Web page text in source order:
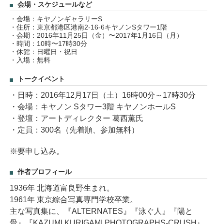
会場・スケジュールなど
・会場：キヤノンギャラリーS
・住所：東京都港区港南2-16-6キヤノンSタワー1階
・会期：2016年11月25日（金）〜2017年1月16日（月）
・時間：10時〜17時30分
・休館：日曜日・祝日
・入場：無料
トークイベント
・日時：2016年12月17日（土）16時00分～17時30分
・会場：キヤノン Sタワー3階 キヤノンホールS
・登壇：アートディレクター 葛西薫氏
・定員：300名（先着順、参加無料）
※要申し込み。
作者プロフィール
1936年 北海道富良野生まれ。
1961年 東京綜合写真専門学校卒業。
主な写真集に、『ALTERNATES』『泳ぐ人』『陽と